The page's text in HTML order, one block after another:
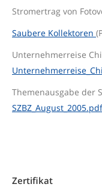
Stromertrag von
Saubere Kollektoren
Unternehmerreise
Themenausgabe der
Zertifikat